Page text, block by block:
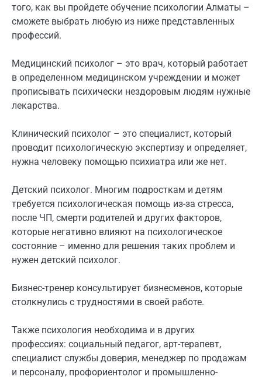
того, как вы пройдете обучение психологии Алматы –
сможете выбрать любую из ниже представленных
профессий.
Медицинский психолог – это врач, который работает
в определенном медицинском учреждении и может
прописывать психически нездоровым людям нужные
лекарства.
Клинический психолог – это специалист, который
проводит психологическую экспертизу и определяет,
нужна человеку помощью психиатра или же нет.
Детский психолог. Многим подросткам и детям
требуется психологическая помощь из-за стресса,
после ЧП, смерти родителей и других факторов,
которые негативно влияют на психологическое
состояние – именно для решения таких проблем и
нужен детский психолог.
Бизнес-тренер консультирует бизнесменов, которые
столкнулись с трудностями в своей работе.
Также психология необходима и в других
профессиях: социальный педагог, арт-терапевт,
специалист службы доверия, менеджер по продажам
и персоналу, профориентолог и промышленно-